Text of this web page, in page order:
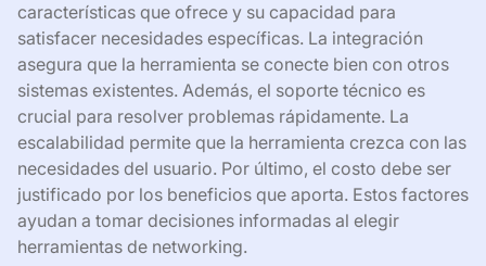
características que ofrece y su capacidad para
satisfacer necesidades específicas. La integración
asegura que la herramienta se conecte bien con otros
sistemas existentes. Además, el soporte técnico es
crucial para resolver problemas rápidamente. La
escalabilidad permite que la herramienta crezca con las
necesidades del usuario. Por último, el costo debe ser
justificado por los beneficios que aporta. Estos factores
ayudan a tomar decisiones informadas al elegir
herramientas de networking.